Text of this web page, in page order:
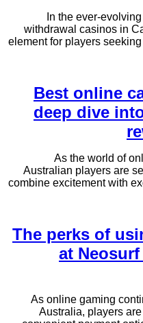
In the ever-
withdrawal casinos in
element for players
Best online
deep dive
As the world of
Australian players are
combine excitement with
The perks of
at
As online gaming
Australia, players